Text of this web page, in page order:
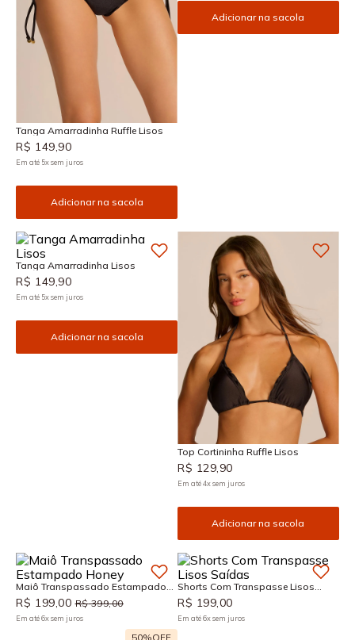
Tanga Amarradinha Ruffle Lisos
R$ 149 90
Em até 5xsem juros
Adicionar na sacola
Adicionar na sacola
Tanga Amarradinha Lisos
R$ 149 90
Em até 5xsem juros
Adicionar na sacola
Top Cortininha Ruffle Lisos
R$ 129,90
Em até4xsem juros
Adicionar na sacola
Maiô Transpassado Estampado
Honey
R$ 199,00 R$ 399,00
Em até6xsem juros
50%OFF
Shorts Com Transpasse Lisos
Saídas
R$ 199,00
Em até6xsem juros